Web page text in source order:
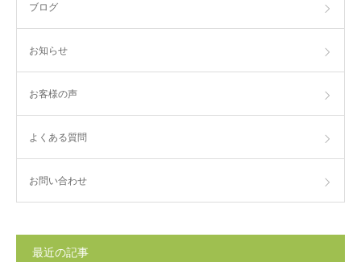
ブログ
お知らせ
お客様の声
よくある質問
お問い合わせ
最近の記事